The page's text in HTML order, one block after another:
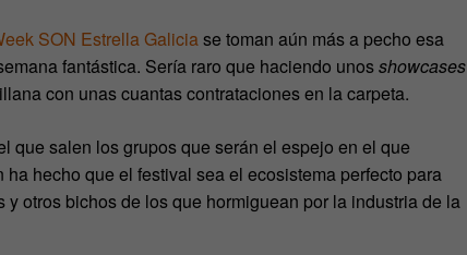
SON Estrella Galiciase toman aún más a pecho esa
fantástica. Sería raro que haciendo unosshowcases
con unas cuantas contrataciones en la carpeta.
que salen los grupos que serán el espejo en el que
hecho que el festival sea el ecosistema perfecto para
otros bichos de los que hormiguean por la industria de la